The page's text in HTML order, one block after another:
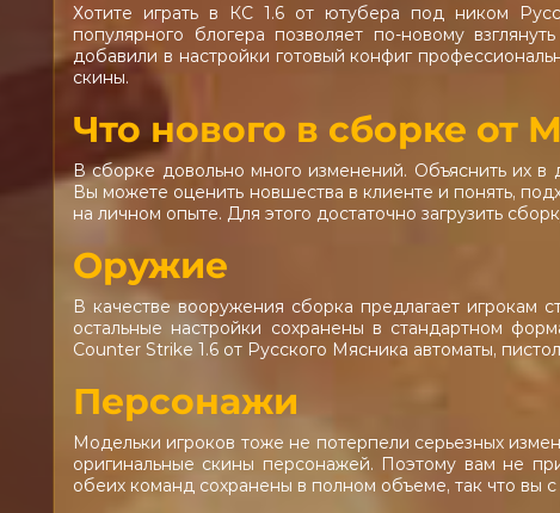
Хотите играть в КС 1.6 от ютубера под ником
популярного блогера позволяет по-новому
добавили в настройки готовый конфиг
скины.
Что нового в сборке от
В сборке довольно много изменений. Объяснить их в
Вы можете оценить новшества в клиенте и понять,
на личном опыте. Для этого достаточно загрузить
Оружие
В качестве вооружения сборка предлагает игрокам
остальные настройки сохранены в стандартном
Counter Strike 1.6 от Русского Мясника автоматы,
Персонажи
Модельки игроков тоже не потерпели серьезных
оригинальные скины персонажей. Поэтому вам не
обеих команд сохранены в полном объеме, так что вы